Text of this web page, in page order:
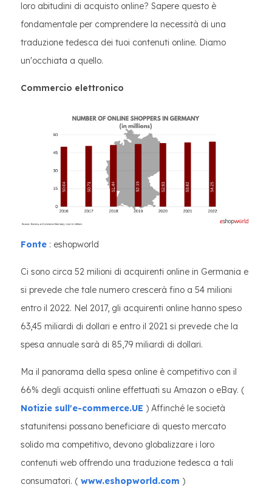
loro abitudini di acquisto online? Sapere questo è
fondamentale per comprendere la necessità di una
traduzione tedesca dei tuoi contenuti online. Diamo
un'occhiata a quello.
Commercio elettronico
Fonte : eshopworld
Ci sono circa 52 milioni di acquirenti online in Germania e
si prevede che tale numero crescerà fino a 54 milioni
entro il 2022. Nel 2017, gli acquirenti online hanno speso
63,45 miliardi di dollari e entro il 2021 si prevede che la
spesa annuale sarà di 85,79 miliardi di dollari.
Ma il panorama della spesa online è competitivo con il
66% degli acquisti online effettuati su Amazon o eBay. (
Notizie sull'e-commerce.UE ) Affinché le società
statunitensi possano beneficiare di questo mercato
solido ma competitivo, devono globalizzare i loro
contenuti web offrendo una traduzione tedesca a tali
consumatori. ( www.eshopworld.com )